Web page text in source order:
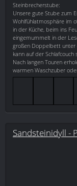
Steinbrecherstube:
Unsere gute Stube zum
Wohlfühlatmosphäre im
in der Küche, beim ins
eingemummelt in der
großen Doppelbett unter
kann auf der Schlafcouch
Nach langen Touren
warmen Waschzuber
Sandsteinidyll -